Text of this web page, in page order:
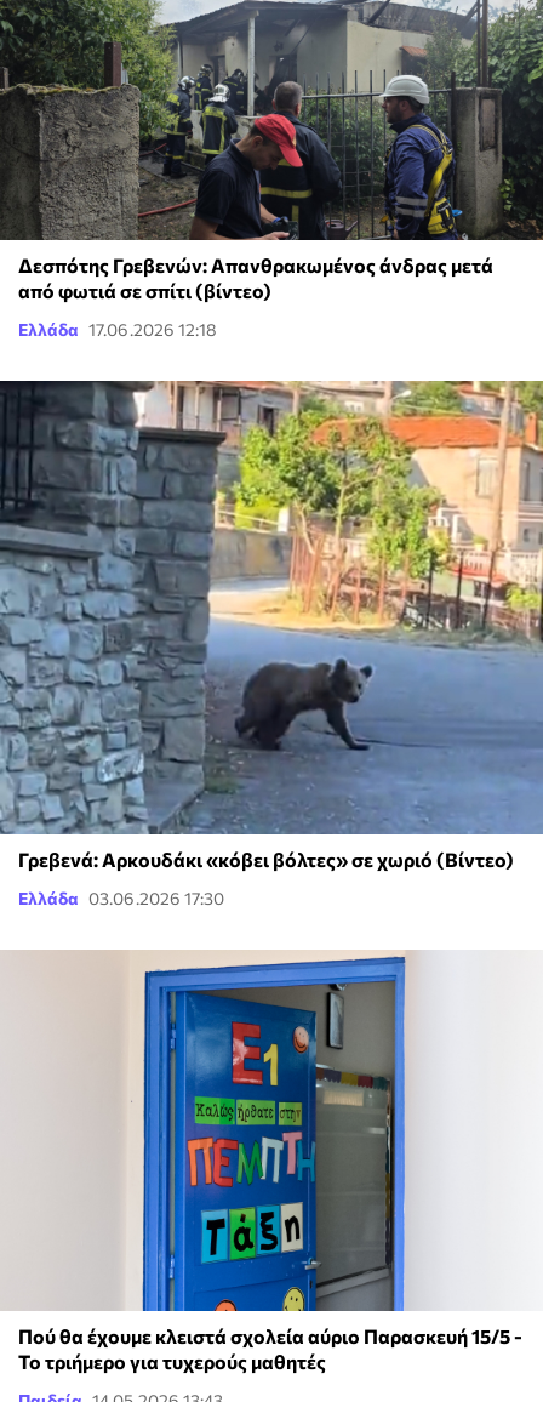
Δεσπότης Γρεβενών: Απανθρακωμένος άνδρας μετά
από φωτιά σε σπίτι (βίντεο)
Ελλάδα 17.06.2026 12:18
Γρεβενά: Αρκουδάκι «κόβει βόλτες» σε χωριό (Βίντεο)
Ελλάδα 03.06.2026 17:30
Πού θα έχουμε κλειστά σχολεία αύριο Παρασκευή 15/5 -
Το τριήμερο για τυχερούς μαθητές